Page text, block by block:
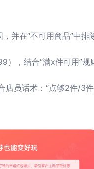
并在“不可用商品”中排
，结合“满x件可用”规
员话术：“点够2件/3件